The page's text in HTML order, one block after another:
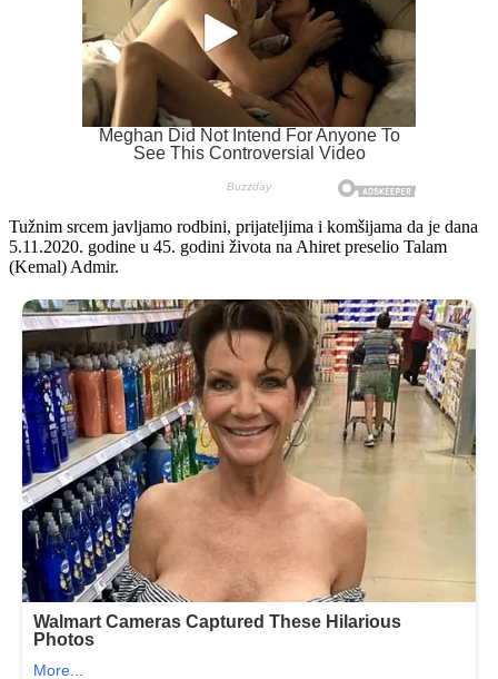
Tužnim srcem javljamo rodbini, prijateljima i komšijama da je dana
5.11.2020. godine u 45. godini života na Ahiret preselio Talam
(Kemal) Admir.